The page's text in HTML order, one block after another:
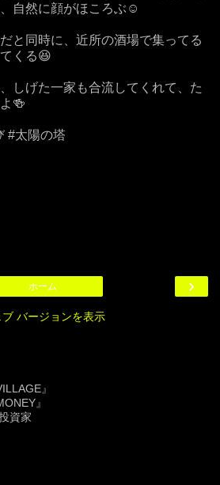
自然に顔がほころぶ☺️
と同時に、近所の酒場で集ってる
くる😆
しげた一家も合流してくれて、た
🍻
#太陽の塔
›
ホーム
ブ バージョンを表示
』
』
資家